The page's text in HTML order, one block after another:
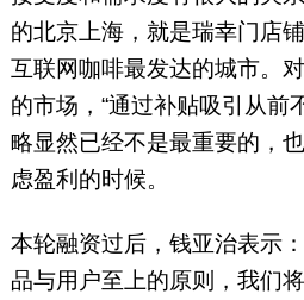
的北京上海，就是瑞幸门店
互联网咖啡最发达的城市。
的市场，“通过补贴吸引从前
略显然已经不是最重要的，
虑盈利的时候。
本轮融资过后，钱亚治表示
品与用户至上的原则，我们